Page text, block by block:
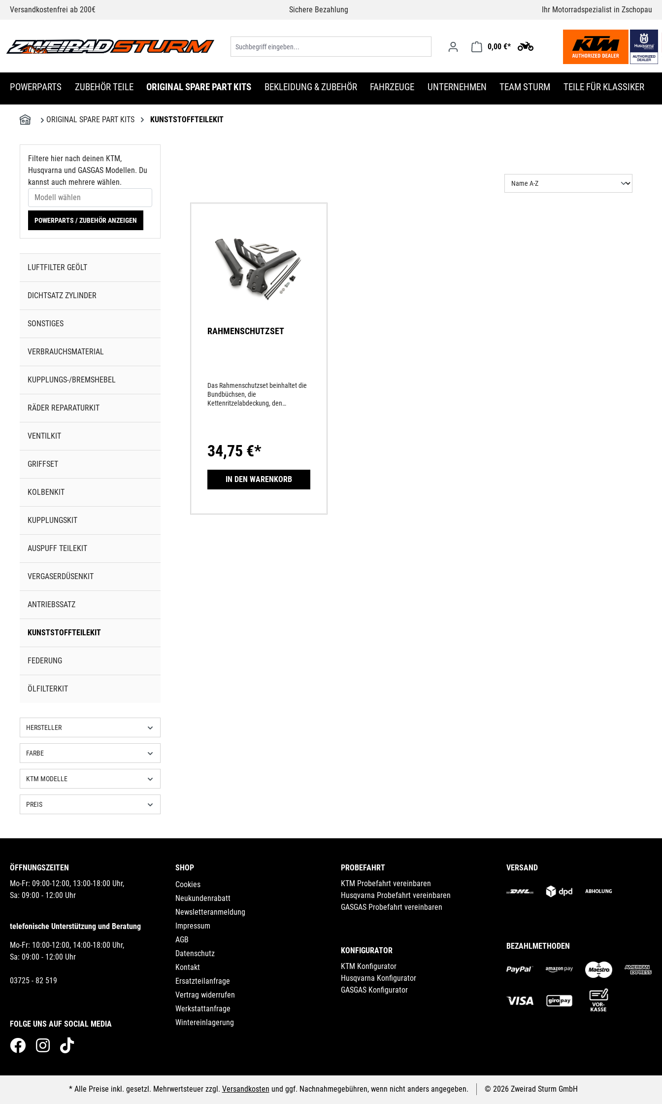
Zur Hauptnavigation springen
Versandkostenfrei ab 200€ Sichere Bezahlung Ihr Motorradspezialist in Zschopau
0,00 €*
POWERPARTS ZUBEHÖR TEILE ORIGINAL SPARE PART KITS BEKLEIDUNG & ZUBEHÖR FAHRZEUGE UNTERNEHMEN TEAM STURM TEILE FÜR KLASSIKER
ORIGINAL SPARE PART KITS KUNSTSTOFFTEILEKIT
Filtere hier nach deinen KTM,
Husqvarna und GASGAS Modellen. Du
kannst auch mehrere wählen.
POWERPARTS / ZUBEHÖR ANZEIGEN
LUFTFILTER GEÖLT
DICHTSATZ ZYLINDER
SONSTIGES
VERBRAUCHSMATERIAL
KUPPLUNGS-/BREMSHEBEL
RÄDER REPARATURKIT
VENTILKIT
GRIFFSET
KOLBENKIT
KUPPLUNGSKIT
AUSPUFF TEILEKIT
VERGASERDÜSENKIT
ANTRIEBSSATZ
KUNSTSTOFFTEILEKIT
FEDERUNG
ÖLFILTERKIT
HERSTELLER
FARBE
KTM MODELLE
PREIS
RAHMENSCHUTZSET
Das Rahmenschutzset beinhaltet die
Bundbüchsen, die
Kettenritzelabdeckung, den
34,75 €*
IN DEN WARENKORB
ÖFFNUNGSZEITEN
Mo-Fr: 09:00-12:00, 13:00-18:00 Uhr,
Sa: 09:00 - 12:00 Uhr
telefonische Unterstützung und Beratung
Mo-Fr: 10:00-12:00, 14:00-18:00 Uhr,
Sa: 09:00 - 12:00 Uhr
03725 - 82 519
FOLGE UNS AUF SOCIAL MEDIA
PROBEFAHRT
KTM Probefahrt vereinbaren
Husqvarna Probefahrt vereinbaren
GASGAS Probefahrt vereinbaren
KONFIGURATOR
KTM Konfigurator
Husqvarna Konfigurator
GASGAS Konfigurator
SHOP
Cookies
Neukundenrabatt
Newsletteranmeldung
Impressum
AGB
Datenschutz
Kontakt
Ersatzteilanfrage
Vertrag widerrufen
Werkstattanfrage
Wintereinlagerung
VERSAND
BEZAHLMETHODEN
* Alle Preise inkl. gesetzl. Mehrwertsteuer zzgl. Versandkosten und ggf. Nachnahmegebühren, wenn nicht anders angegeben. © 2026 Zweirad Sturm GmbH
Modell wählen